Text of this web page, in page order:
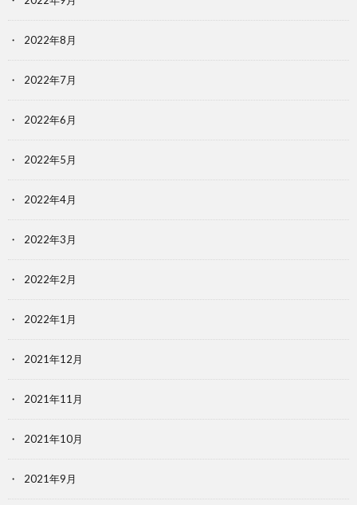
2022年8月
2022年7月
2022年6月
2022年5月
2022年4月
2022年3月
2022年2月
2022年1月
2021年12月
2021年11月
2021年10月
2021年9月